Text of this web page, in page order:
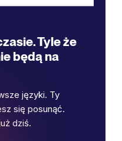
Tyle że
będą na
języki. Ty
się posunąć.
dziś.